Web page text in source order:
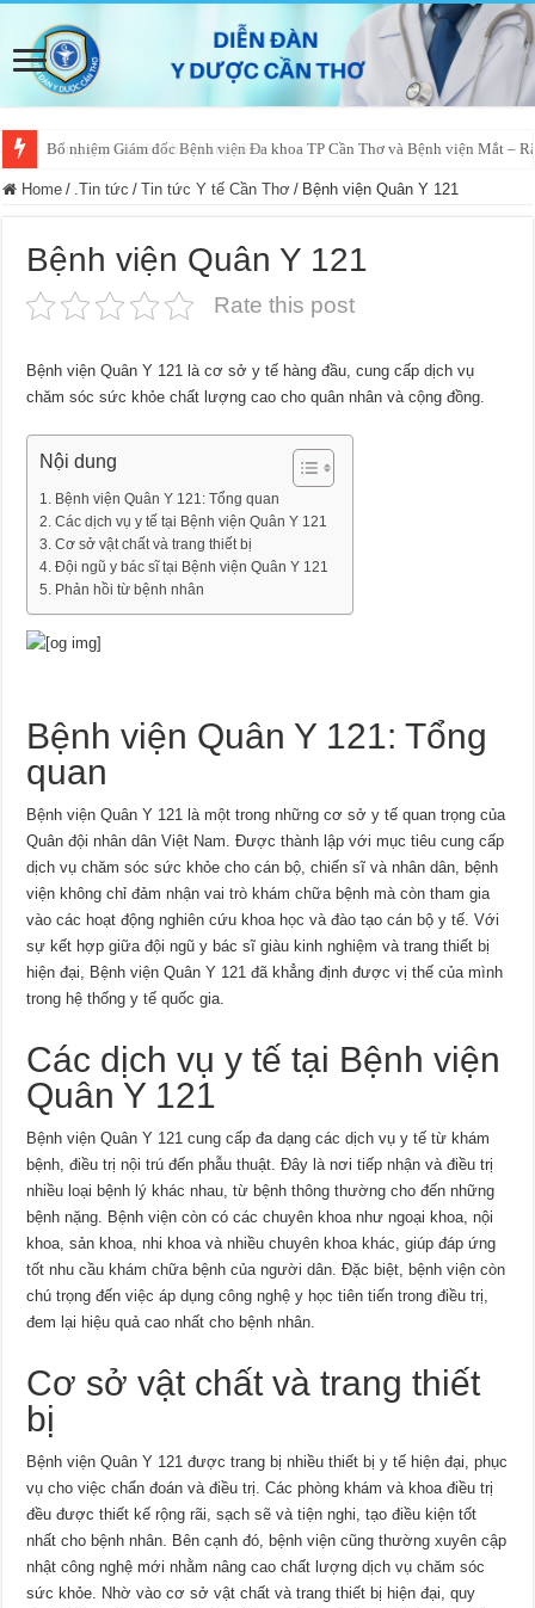
Bổ nhiệm Giám đốc Bệnh viện Đa khoa TP Cần Thơ và Bệnh viện Mắt –
Home / .Tin tức / Tin tức Y tế Cần Thơ / Bệnh viện Quân Y 121
Bệnh viện Quân Y 121
Rate this post
Bệnh viện Quân Y 121 là cơ sở y tế hàng đầu, cung cấp dịch vụ
chăm sóc sức khỏe chất lượng cao cho quân nhân và cộng đồng.
Nội dung
Bệnh viện Quân Y 121: Tổng quan
Các dịch vụ y tế tại Bệnh viện Quân Y 121
Cơ sở vật chất và trang thiết bị
Đội ngũ y bác sĩ tại Bệnh viện Quân Y 121
Phản hồi từ bệnh nhân
Bệnh viện Quân Y 121: Tổng
quan
Bệnh viện Quân Y 121 là một trong những cơ sở y tế quan trọng của
Quân đội nhân dân Việt Nam. Được thành lập với mục tiêu cung cấp
dịch vụ chăm sóc sức khỏe cho cán bộ, chiến sĩ và nhân dân, bệnh
viện không chỉ đảm nhận vai trò khám chữa bệnh mà còn tham gia
vào các hoạt động nghiên cứu khoa học và đào tạo cán bộ y tế. Với
sự kết hợp giữa đội ngũ y bác sĩ giàu kinh nghiệm và trang thiết bị
hiện đại, Bệnh viện Quân Y 121 đã khẳng định được vị thế của mình
trong hệ thống y tế quốc gia.
Các dịch vụ y tế tại Bệnh viện
Quân Y 121
Bệnh viện Quân Y 121 cung cấp đa dạng các dịch vụ y tế từ khám
bệnh, điều trị nội trú đến phẫu thuật. Đây là nơi tiếp nhận và điều trị
nhiều loại bệnh lý khác nhau, từ bệnh thông thường cho đến những
bệnh nặng. Bệnh viện còn có các chuyên khoa như ngoại khoa, nội
khoa, sản khoa, nhi khoa và nhiều chuyên khoa khác, giúp đáp ứng
tốt nhu cầu khám chữa bệnh của người dân. Đặc biệt, bệnh viện còn
chú trọng đến việc áp dụng công nghệ y học tiên tiến trong điều trị,
đem lại hiệu quả cao nhất cho bệnh nhân.
Cơ sở vật chất và trang thiết
bị
Bệnh viện Quân Y 121 được trang bị nhiều thiết bị y tế hiện đại, phục
vụ cho việc chẩn đoán và điều trị. Các phòng khám và khoa điều trị
đều được thiết kế rộng rãi, sạch sẽ và tiện nghi, tạo điều kiện tốt
nhất cho bệnh nhân. Bên cạnh đó, bệnh viện cũng thường xuyên cập
nhật công nghệ mới nhằm nâng cao chất lượng dịch vụ chăm sóc
sức khỏe. Nhờ vào cơ sở vật chất và trang thiết bị hiện đại, quy